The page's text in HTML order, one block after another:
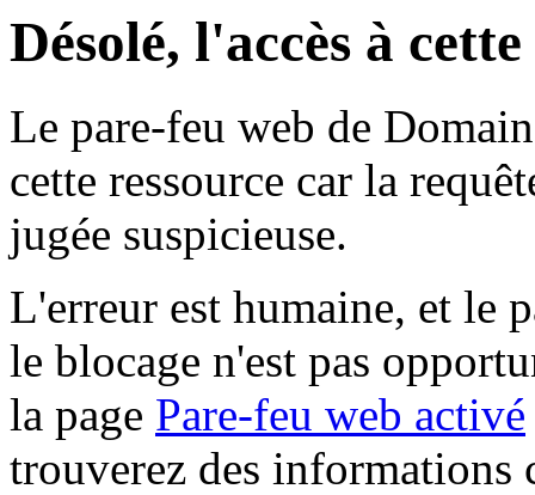
Désolé, l'accès à
Le pare-feu web de
cette ressource car la
jugée suspicieuse.
L'erreur est humaine, et le
le blocage n'est pas
la page Pare-feu web activé
trouverez des informations